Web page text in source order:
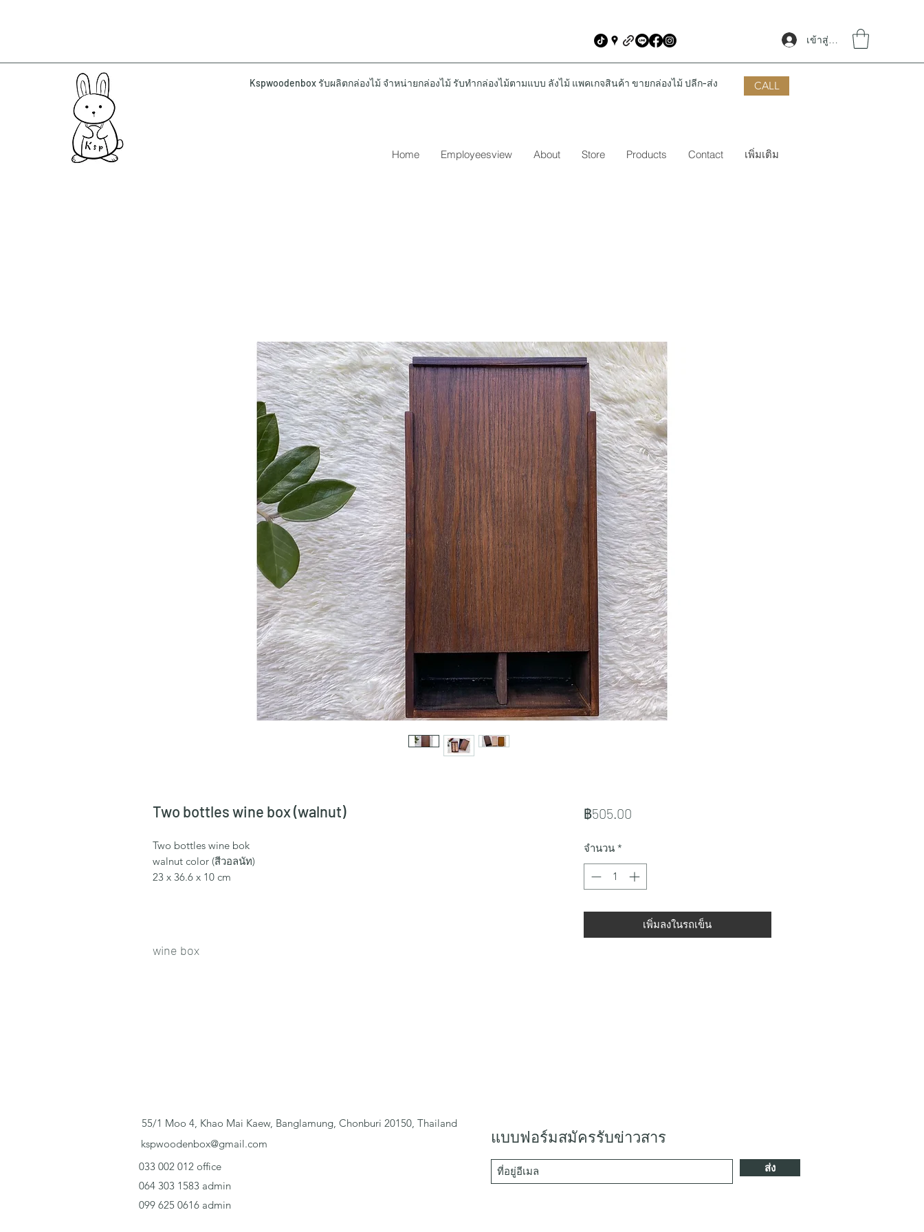
เข้าสู่ระบบ
Kspwoodenbox รับผลิตกล่องไม้ จำหน่ายกล่องไม้ รับทำกล่องไม้ตามแบบ ลังไม้ แพคเกจสินค้า ขายกล่องไม้ ปลีก-ส่ง CALL
Home Employeesview About Store Products Contact เพิ่มเติม
Two bottles wine box (walnut)
Two bottles wine bok
walnut color (สีวอลนัท)
23 x 36.6 x 10 cm
wine box
฿505.00ราคา
จำนวน *
เพิ่มลงในรถเข็น
55/1 Moo 4, Khao Mai Kaew, Banglamung, Chonburi 20150, Thailand
kspwoodenbox@gmail.com
033 002 012 office
064 303 1583 admin
099 625 0616 admin
แบบฟอร์มสมัครรับข่าวสาร
ส่ง